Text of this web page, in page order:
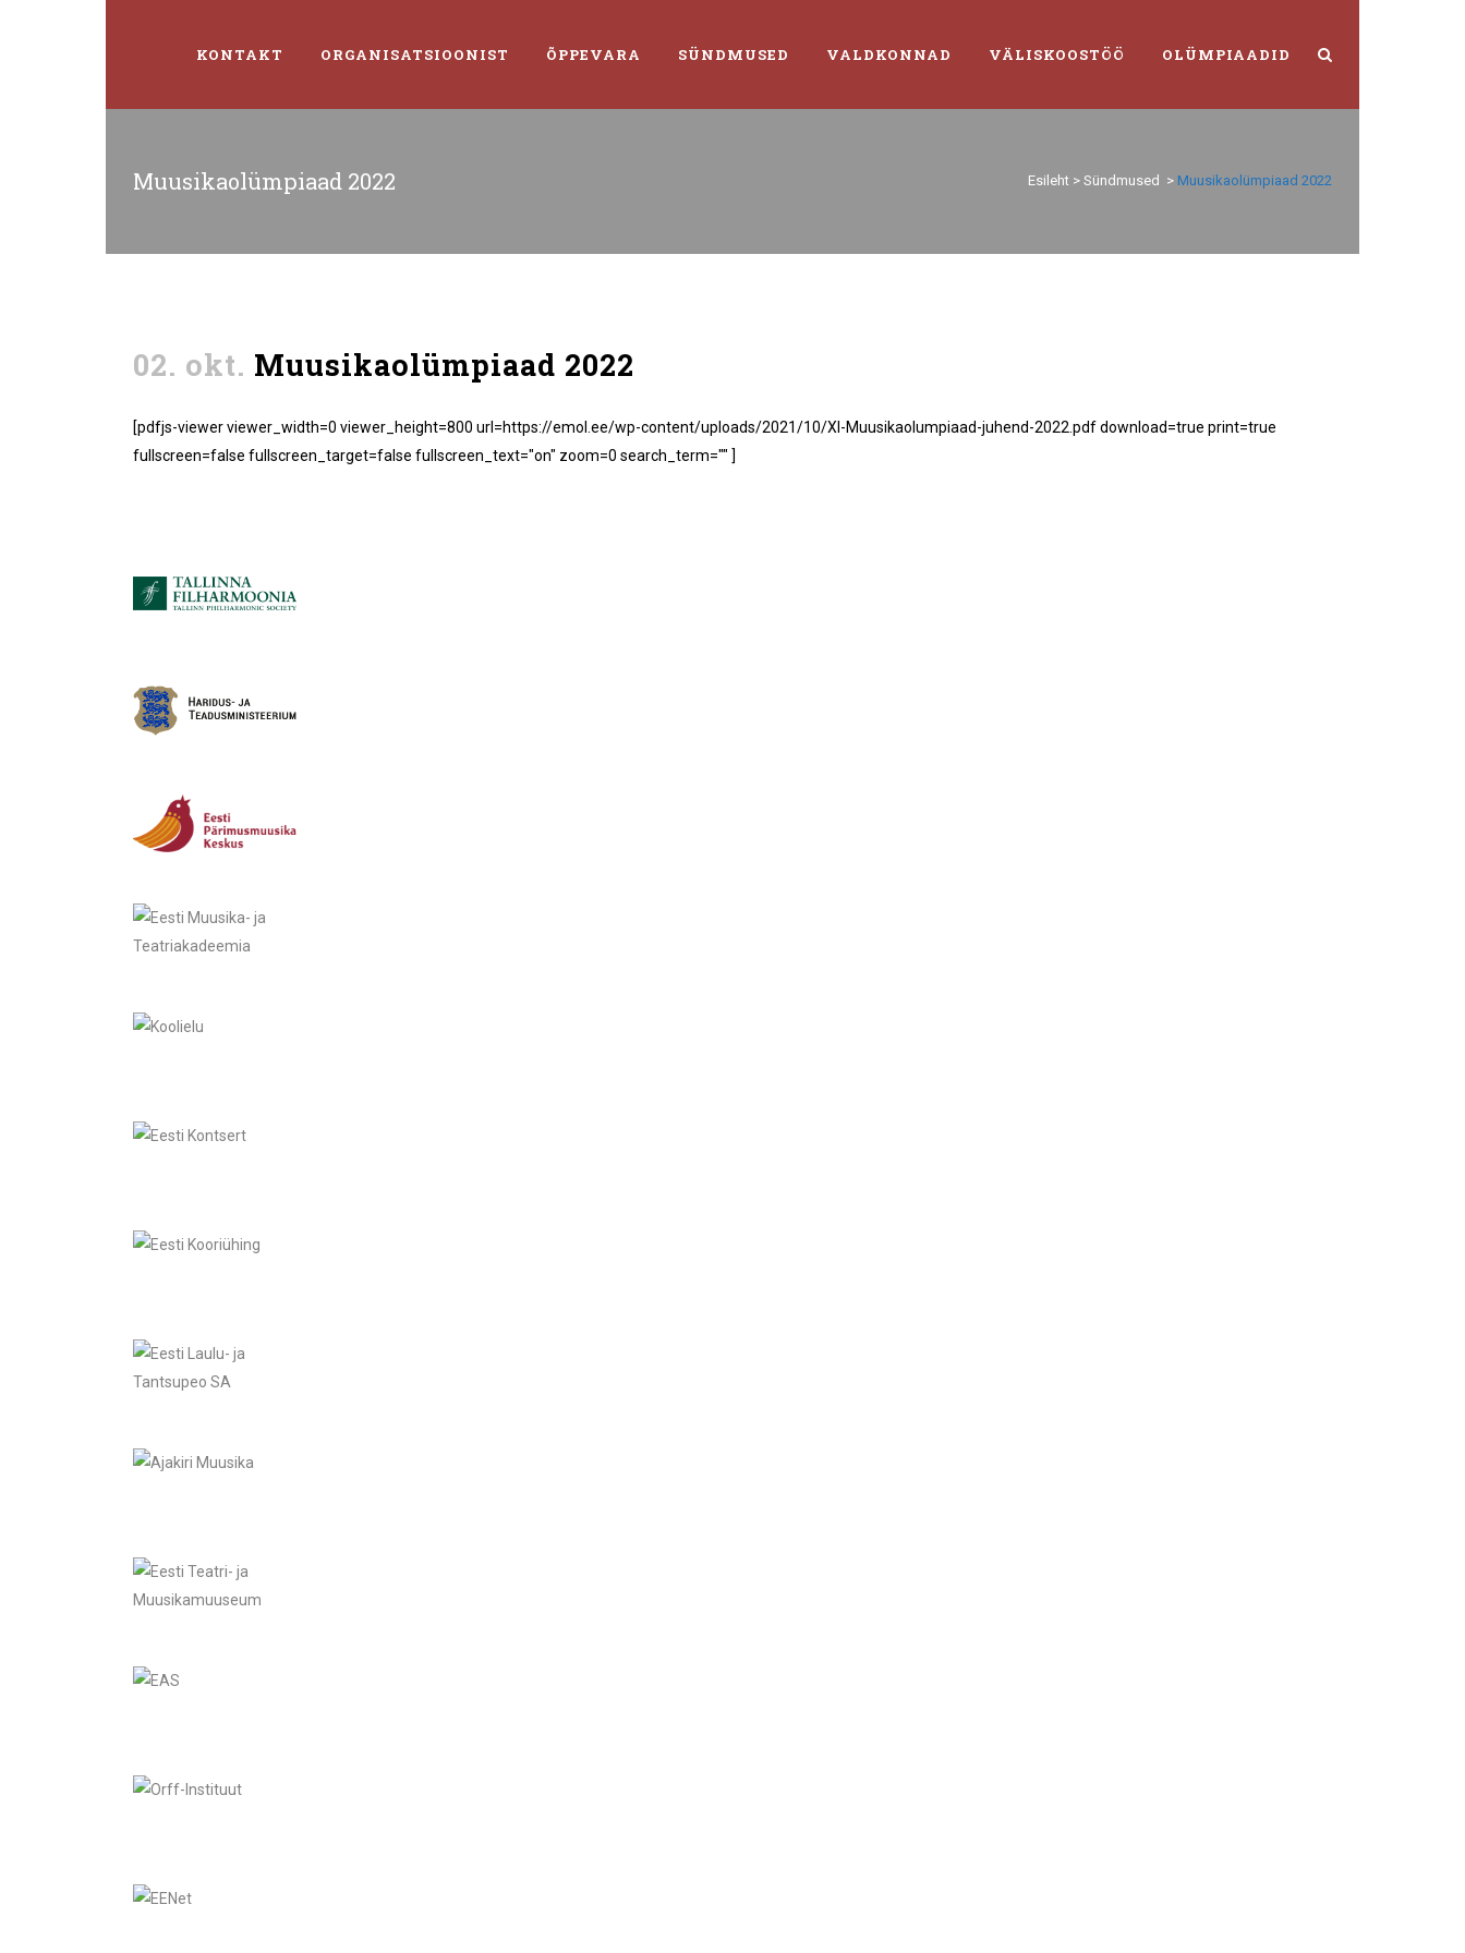
KONTAKT ORGANISATSIOONIST ÕPPEVARA SÜNDMUSED VALDKONNAD VÄLISKOOSTÖÖ OLÜMPIAADID
Muusikaolümpiaad 2022 Esileht > Sündmused > Muusikaolümpiaad 2022
02. okt. Muusikaolümpiaad 2022
[pdfjs-viewer viewer_width=0 viewer_height=800 url=https://emol.ee/wp-content/uploads/2021/10/XI-Muusikaolumpiaad-juhend-2022.pdf download=true print=true
fullscreen=false fullscreen_target=false fullscreen_text="on" zoom=0 search_term="" ]